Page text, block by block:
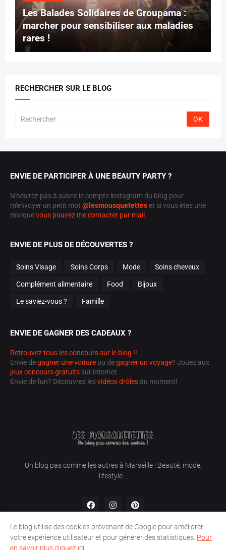
Les Balades Solidaires de Groupama :
marcher pour sensibiliser aux maladies
rares !
RECHERCHER SUR LE BLOG
ENVIE DE PARTICIPER À UNE BEAUTY PARTY ?
N'hésitez pas à suivre le compte instagram du blog pour
m'envoyer un petit mot @lesmousquetetteset si vous êtes une
marquevous pouvez me contacter par mail
ENVIE DE PLUS DE DÉCOUVERTES ?
Soins Visage Soins Corps Mode Soins cheveux
Complément alimentaire Food Bijoux
Le saviez-vous ? Famille
ENVIE DE GAGNER DES CADEAUX ?
Retrouvez tous les concours sur le blog !!
Envie degagner une voiture ou degagner un voyage? Jouez aux
jeux concours gratuits sur internet.
Envie de fun? Découvrez lesvidéos drôles du moment!
Un blog pas comme les autres à Marseille ! Beauté, mode,
lifestyle...
Le blog utilise des cookies provenant de Google pour améliorer
votre expérience utilisateur et pour générer des statistiques. Pour
en savoir plus cliquez ici